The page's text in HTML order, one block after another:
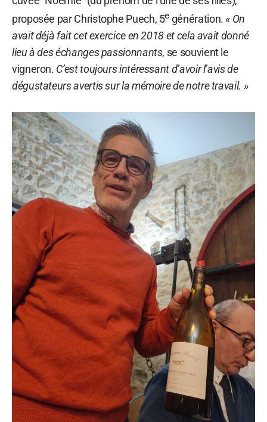
proposée par Christophe Puech, 5e génération.« On
avait déjà fait cet exercice en 2018 et cela avait donné
lieu à des échanges passionnants, se souvient le
vigneron. C’est toujours intéressant d’avoir l’avis de
dégustateurs avertis sur la mémoire de notre travail. »